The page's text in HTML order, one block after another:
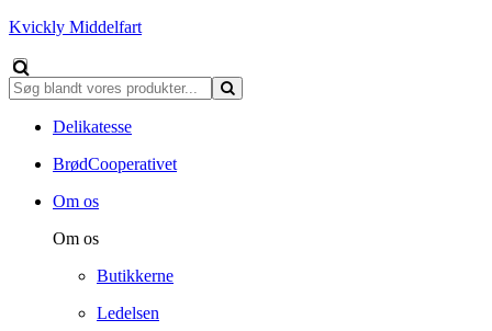
Kvickly Middelfart
Delikatesse
BrødCooperativet
Om os
Om os
Butikkerne
Ledelsen